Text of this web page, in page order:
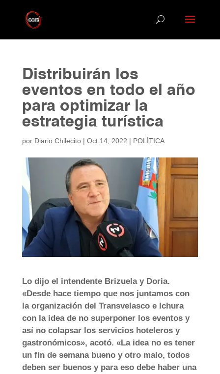
Distribuirán los
eventos en todo el año
para optimizar la
estrategia turística
por Diario Chilecito| Oct 14, 2022 | POLÍTICA
Lo dijo el intendente Brizuela y Doria.
«Desde hace tiempo que nos juntamos con
la organización del Transvelasco e Ichura
con la idea de no superponer los eventos y
así no colapsar los servicios hoteleros y
gastronómicos», acotó. «La idea no es tener
un fin de semana bueno y otro malo, todos
deben ser buenos y para eso debe haber una